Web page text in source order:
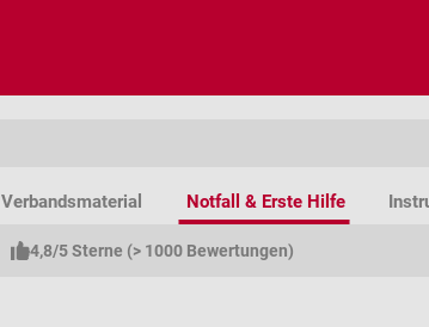
Verbandsmaterial Notfall & Erste Hilfe
4,8/5 Sterne (> 1000 Bewertungen)